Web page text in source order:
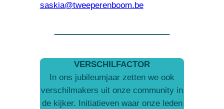
saskia@tweeperenboom.be
VERSCHILFACTOR
In ons jubileumjaar zetten we ook
verschilmakers uit onze community in
de kijker. Initiatieven waar onze leden